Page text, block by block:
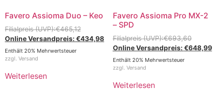
Favero Assioma Duo – Keo
€465,12
€434,98
Enthält 20% Mehrwertsteuer
zzgl. Versand
Weiterlesen
Favero Assioma Pro MX-2
– SPD
€693,60
€648,99
Enthält 20% Mehrwertsteuer
zzgl. Versand
Weiterlesen